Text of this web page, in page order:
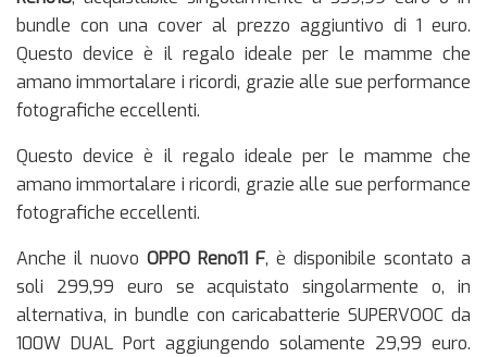
bundle con una cover al prezzo aggiuntivo di 1 euro.
Questo device è il regalo ideale per le mamme che
amano immortalare i ricordi, grazie alle sue performance
fotografiche eccellenti.
Questo device è il regalo ideale per le mamme che
amano immortalare i ricordi, grazie alle sue performance
fotografiche eccellenti.
Anche il nuovo OPPO Reno11 F, è disponibile scontato a
soli 299,99 euro se acquistato singolarmente o, in
alternativa, in bundle con caricabatterie SUPERVOOC da
100W DUAL Port aggiungendo solamente 29,99 euro.